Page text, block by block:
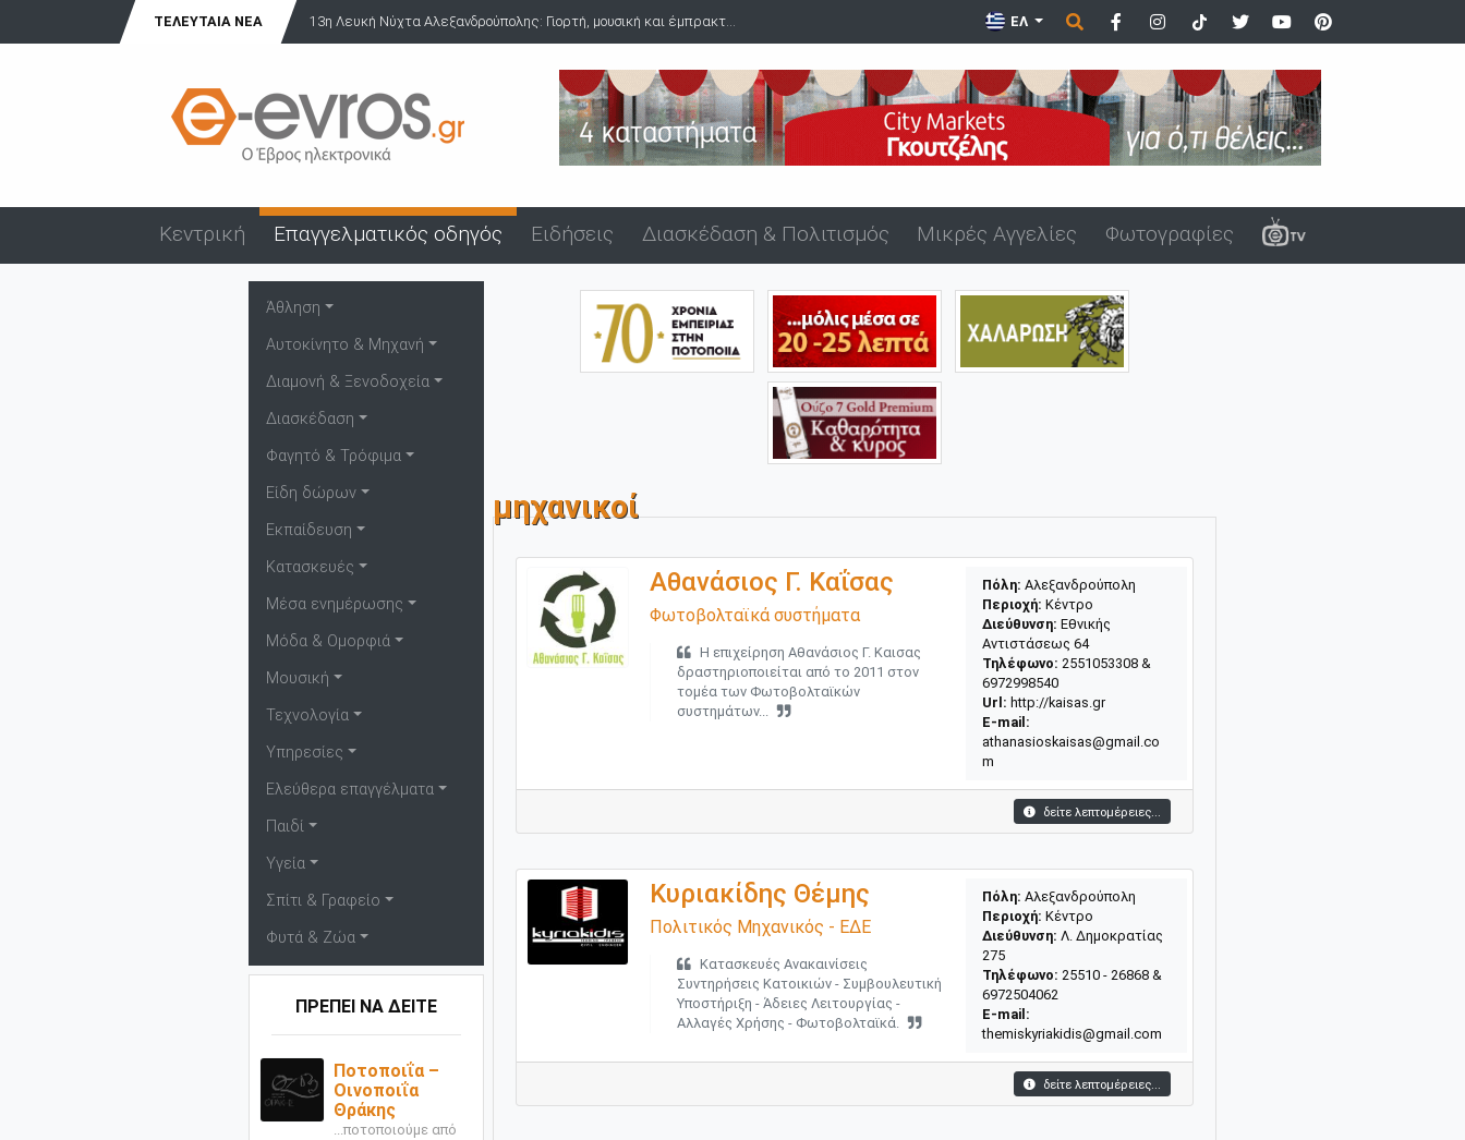
ΤΕΛΕΥΤΑΊΑ ΝΈΑ
13η Λευκή Νύχτα Αλεξανδρούπολης: Γιορτή, μουσική και έμπρακτ... Δύο συλλήψεις για ναρκωτικά στο λιμάνι της Αλεξανδρούπολης μ...
ΕΛ
Κεντρική Επαγγελματικός οδηγός Ειδήσεις Διασκέδαση & Πολιτισμός Μικρές Αγγελίες Φωτογραφίες
Άθληση
Αυτοκίνητο & Μηχανή
Διαμονή & Ξενοδοχεία
Διασκέδαση
Φαγητό & Τρόφιμα
Είδη δώρων
Εκπαίδευση
Κατασκευές
Μέσα ενημέρωσης
Μόδα & Ομορφιά
Μουσική
Τεχνολογία
Υπηρεσίες
Ελεύθερα επαγγέλματα
Παιδί
Υγεία
Σπίτι & Γραφείο
Φυτά & Ζώα
ΠΡΕΠΕΙ ΝΑ ΔΕΙΤΕ
Ποτοποιΐα –
Οινοποιΐα
Θράκης
...ποτοποιούμε από
μηχανικοί
Αθανάσιος Γ. Καΐσας
Φωτοβολταϊκά συστήματα
Η επιχείρηση Αθανάσιος Γ. Καισας
δραστηριοποιείται από το 2011 στον
τομέα των Φωτοβολταϊκών
συστημάτων...
Πόλη: Αλεξανδρούπολη
Περιοχή: Κέντρο
Διεύθυνση: Εθνικής
Αντιστάσεως 64
Τηλέφωνο: 2551053308 &
6972998540
Url: http://kaisas.gr
E-mail:
athanasioskaisas@gmail.co
m
δείτε λεπτομέρειες...
Κυριακίδης Θέμης
Πολιτικός Μηχανικός - ΕΔΕ
Κατασκευές Ανακαινίσεις
Συντηρήσεις Κατοικιών - Συμβουλευτική
Υποστήριξη - Άδειες Λειτουργίας -
Αλλαγές Χρήσης - Φωτοβολταϊκά.
Πόλη: Αλεξανδρούπολη
Περιοχή: Κέντρο
Διεύθυνση: Λ. Δημοκρατίας
275
Τηλέφωνο: 25510 - 26868 &
6972504062
E-mail:
themiskyriakidis@gmail.com
δείτε λεπτομέρειες...